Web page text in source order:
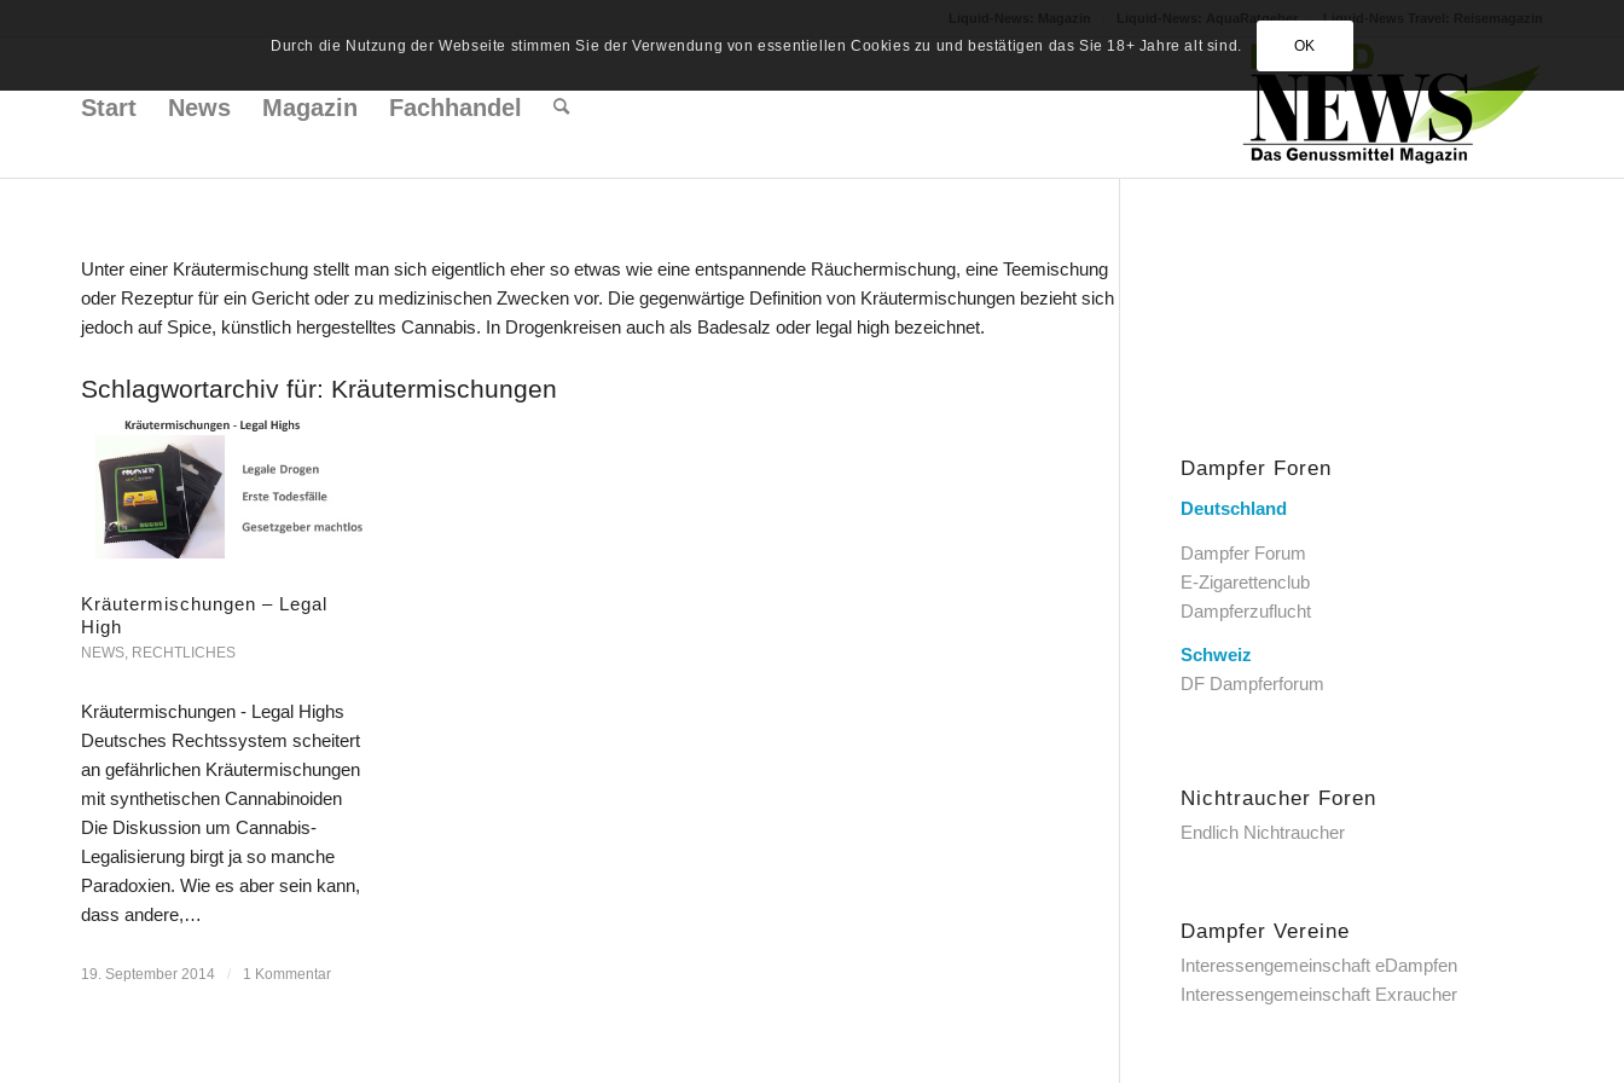
Liquid-News: AquaRatgeber Liquid-News Travel: Reisemagazin
Start News Magazin Fachhandel
Unter einer Kräutermischung stellt man sich eigentlich eher so etwas wie eine entspannende Räuchermischung, eine Teemischung
oder Rezeptur für ein Gericht oder zu medizinischen Zwecken vor. Die gegenwärtige Definition von Kräutermischungen bezieht sich
jedoch auf Spice, künstlich hergestelltes Cannabis. In Drogenkreisen auch als Badesalz oder legal high bezeichnet.
Schlagwortarchiv für: Kräutermischungen
Kräutermischungen – Legal
High
NEWS, RECHTLICHES
Kräutermischungen - Legal Highs
Deutsches Rechtssystem scheitert
an gefährlichen Kräutermischungen
mit synthetischen Cannabinoiden
Die Diskussion um Cannabis-
Legalisierung birgt ja so manche
Paradoxien. Wie es aber sein kann,
dass andere,…
19. September 2014 / 1 Kommentar
Dampfer Foren
Deutschland
Dampfer Forum
E-Zigarettenclub
Dampferzuflucht
Schweiz
DF Dampferforum
Nichtraucher Foren
Endlich Nichtraucher
Dampfer Vereine
Interessengemeinschaft eDampfen
Interessengemeinschaft Exraucher
Durch die Nutzung der Webseite stimmen Sie der Verwendung von essentiellen Cookies zu und bestätigen das Sie 18+ Jahre alt sind. OK